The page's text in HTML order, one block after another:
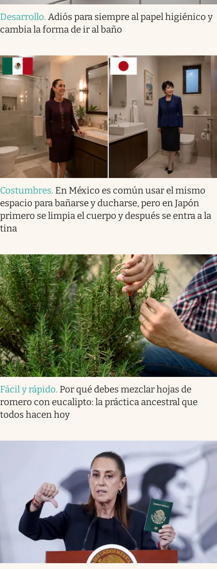
Desarrollo. Adiós para siempre al papel higiénico y
cambia la forma de ir al baño
Costumbres. En México es común usar el mismo
espacio para bañarse y ducharse, pero en Japón
primero se limpia el cuerpo y después se entra a la
tina
Fácil y rápido. Por qué debes mezclar hojas de
romero con eucalipto: la práctica ancestral que
todos hacen hoy